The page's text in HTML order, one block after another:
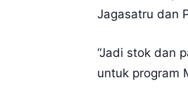
Jagasatru dan
“Jadi stok dan
untuk program